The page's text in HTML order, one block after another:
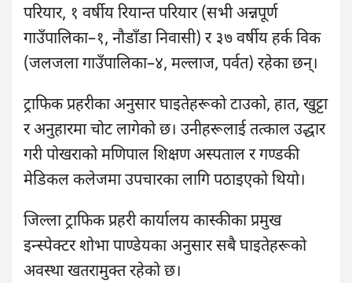
परियार, १ वर्षीय रियान्त परियार (सभी अन्नपूर्ण
गाउँपालिका–१, नौडाँडा निवासी) र ३७ वर्षीय हर्क विक
(जलजला गाउँपालिका–४, मल्लाज, पर्वत) रहेका छन्।
ट्राफिक प्रहरीका अनुसार घाइतेहरूको टाउको, हात, खुट्टा
र अनुहारमा चोट लागेको छ। उनीहरूलाई तत्काल उद्धार
गरी पोखराको मणिपाल शिक्षण अस्पताल र गण्डकी
मेडिकल कलेजमा उपचारका लागि पठाइएको थियो।
जिल्ला ट्राफिक प्रहरी कार्यालय कास्कीका प्रमुख
इन्स्पेक्टर शोभा पाण्डेयका अनुसार सबै घाइतेहरूको
अवस्था खतरामुक्त रहेको छ।